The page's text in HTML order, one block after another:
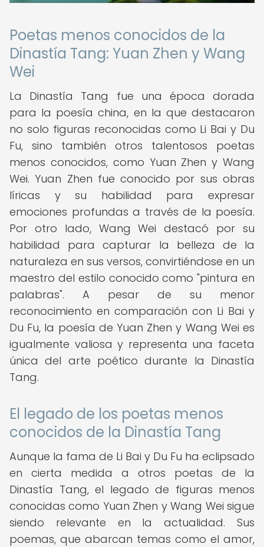
Poetas menos conocidos de la
Dinastía Tang: Yuan Zhen y Wang
Wei
La Dinastía Tang fue una época dorada
para la poesía china, en la que destacaron
no solo figuras reconocidas como Li Bai y Du
Fu, sino también otros talentosos poetas
menos conocidos, como Yuan Zhen y Wang
Wei. Yuan Zhen fue conocido por sus obras
líricas y su habilidad para expresar
emociones profundas a través de la poesía.
Por otro lado, Wang Wei destacó por su
habilidad para capturar la belleza de la
naturaleza en sus versos, convirtiéndose en un
maestro del estilo conocido como "pintura en
palabras". A pesar de su menor
reconocimiento en comparación con Li Bai y
Du Fu, la poesía de Yuan Zhen y Wang Wei es
igualmente valiosa y representa una faceta
única del arte poético durante la Dinastía
Tang.
El legado de los poetas menos
conocidos de la Dinastía Tang
Aunque la fama de Li Bai y Du Fu ha eclipsado
en cierta medida a otros poetas de la
Dinastía Tang, el legado de figuras menos
conocidas como Yuan Zhen y Wang Wei sigue
siendo relevante en la actualidad. Sus
poemas, que abarcan temas como el amor,